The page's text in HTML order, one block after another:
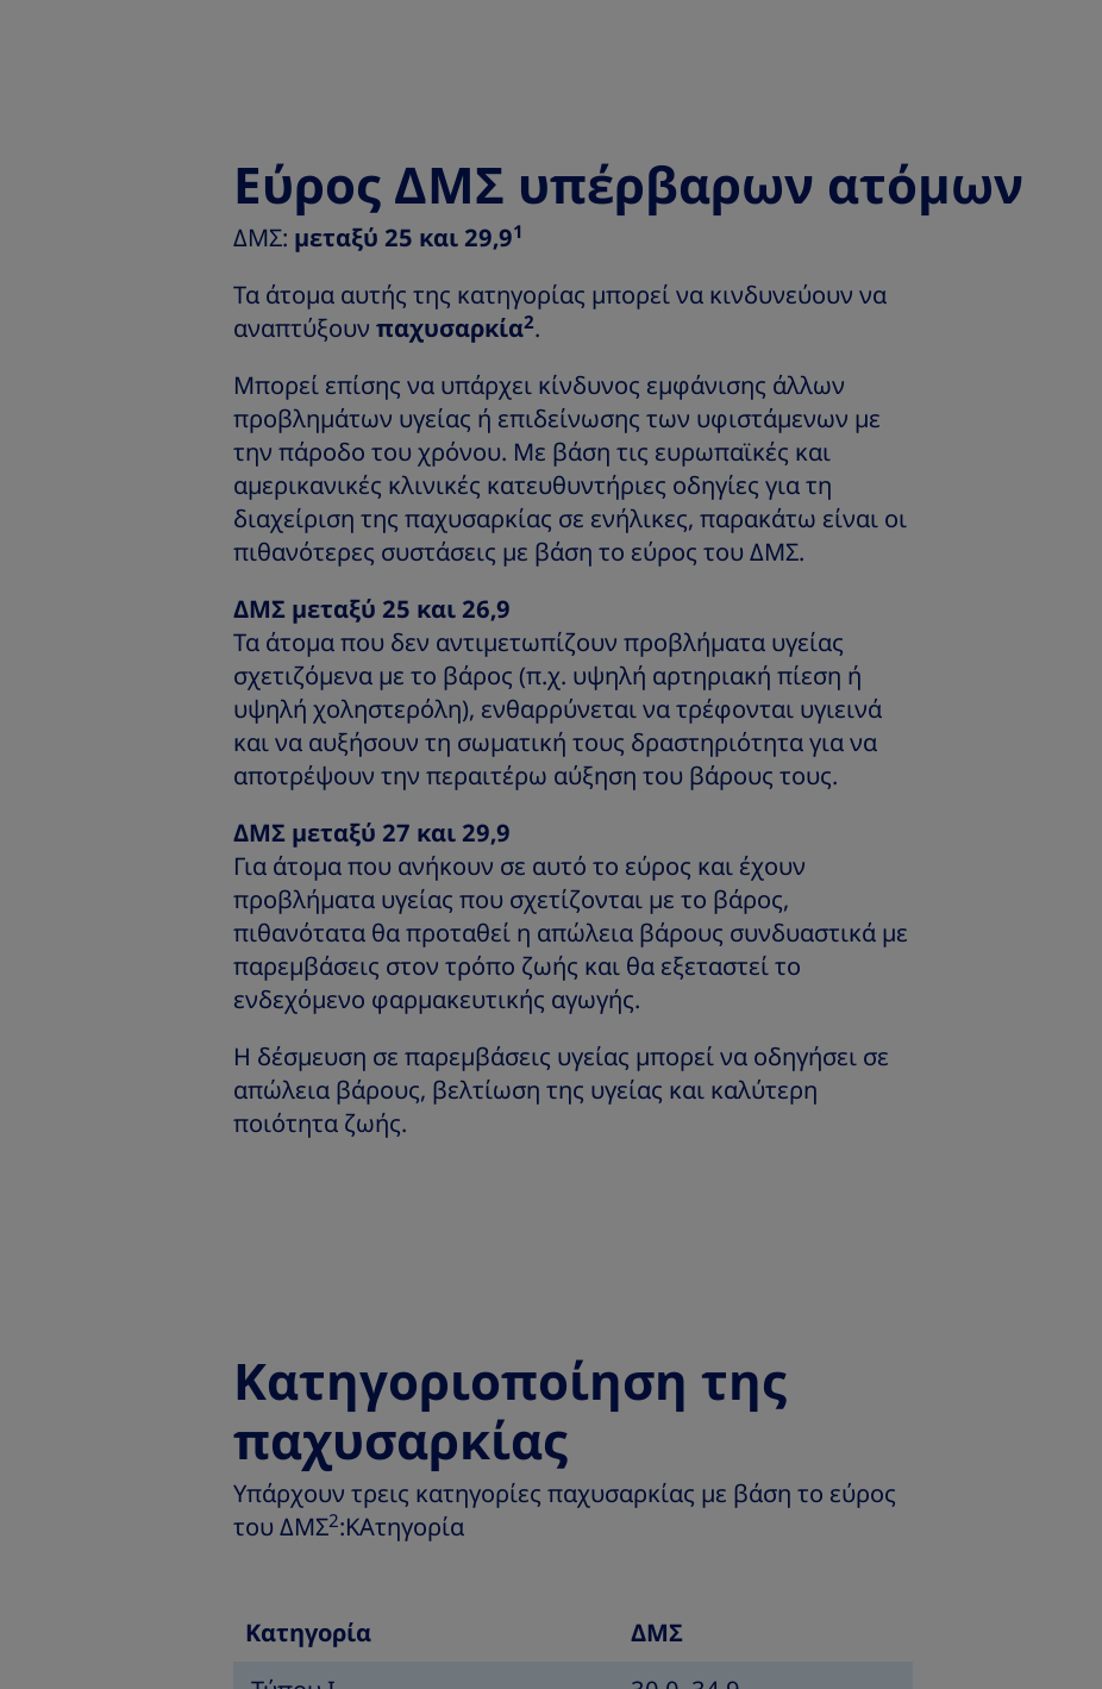
Εύρος ΔΜΣ υπέρβαρων ατόμων
ΔΜΣ: μεταξύ 25 και 29,91
Τα άτομα αυτής της κατηγορίας μπορεί να κινδυνεύουν να
αναπτύξουν παχυσαρκία2.
Μπορεί επίσης να υπάρχει κίνδυνος εμφάνισης άλλων
προβλημάτων υγείας ή επιδείνωσης των υφιστάμενων με
την πάροδο του χρόνου. Με βάση τις ευρωπαϊκές και
αμερικανικές κλινικές κατευθυντήριες οδηγίες για τη
διαχείριση της παχυσαρκίας σε ενήλικες, παρακάτω είναι οι
πιθανότερες συστάσεις με βάση το εύρος του ΔΜΣ.
ΔΜΣ μεταξύ 25 και 26,9
Τα άτομα που δεν αντιμετωπίζουν προβλήματα υγείας
σχετιζόμενα με το βάρος (π.χ. υψηλή αρτηριακή πίεση ή
υψηλή χοληστερόλη), ενθαρρύνεται να τρέφονται υγιεινά
και να αυξήσουν τη σωματική τους δραστηριότητα για να
αποτρέψουν την περαιτέρω αύξηση του βάρους τους.
ΔΜΣ μεταξύ 27 και 29,9
Για άτομα που ανήκουν σε αυτό το εύρος και έχουν
προβλήματα υγείας που σχετίζονται με το βάρος,
πιθανότατα θα προταθεί η απώλεια βάρους συνδυαστικά με
παρεμβάσεις στον τρόπο ζωής και θα εξεταστεί το
ενδεχόμενο φαρμακευτικής αγωγής.
Η δέσμευση σε παρεμβάσεις υγείας μπορεί να οδηγήσει σε
απώλεια βάρους, βελτίωση της υγείας και καλύτερη
ποιότητα ζωής.
Κατηγοριοποίηση της
παχυσαρκίας
Υπάρχουν τρεις κατηγορίες παχυσαρκίας με βάση το εύρος
του ΔΜΣ2:ΚΑτηγορία
Κατηγορία
ΔΜΣ